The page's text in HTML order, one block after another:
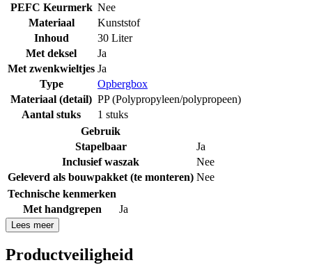
PEFC Keurmerk Nee
Materiaal
Kunststof
Inhoud
30 Liter
Met deksel
Ja
Met zwenkwieltjes Ja
Type
Opbergbox
Materiaal (detail) PP (Polypropyleen/polypropeen)
Aantal stuks
1 stuks
Gebruik
Stapelbaar
Ja
Inclusief waszak
Nee
Geleverd als bouwpakket (te monteren) Nee
Technische kenmerken
Met handgrepen
Ja
Lees meer
Productveiligheid